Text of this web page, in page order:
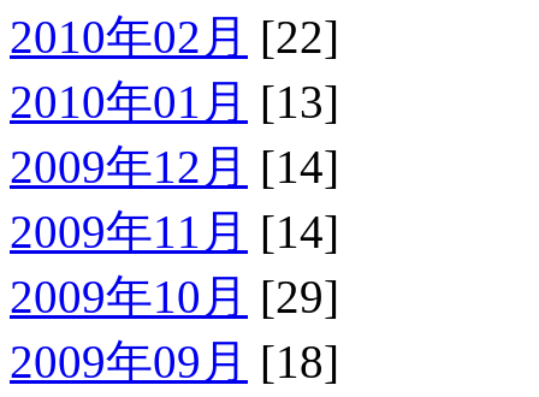
2010年02月 [22]
2010年01月 [13]
2009年12月 [14]
2009年11月 [14]
2009年10月 [29]
2009年09月 [18]